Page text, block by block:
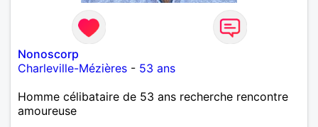
Nonoscorp
Charleville-Mézières - 53 ans
Homme célibataire de 53 ans recherche rencontre
amoureuse